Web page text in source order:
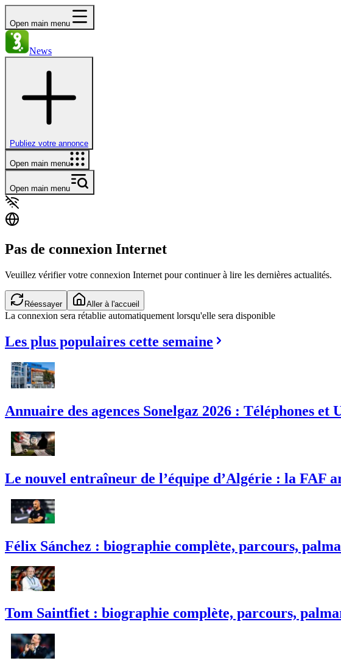
Open main menu
News
Publiez votre annonce
Open main menu
Open main menu
Pas de connexion Internet
Veuillez vérifier votre connexion Internet pour continuer à lire les dernières actualités.
Réessayer Aller à l'accueil
La connexion sera rétablie automatiquement lorsqu'elle sera disponible
Les plus populaires cette semaine
Annuaire des agences Sonelgaz 2026 : Téléphones et
Le nouvel entraîneur de l’équipe d’Algérie : la FAF
Félix Sánchez : biographie complète, parcours,
Tom Saintfiet : biographie complète, parcours,